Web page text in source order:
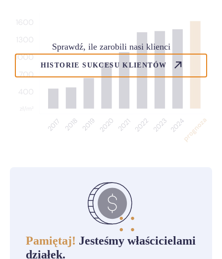
Sprawdź, ile zarobili nasi klienci
HISTORIE SUKCESU KLIENTÓW
Pamiętaj! Jesteśmy właścicielami
działek.